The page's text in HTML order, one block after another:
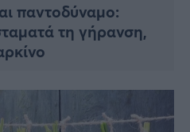
παντοδύναμο:
τη γήρανση,